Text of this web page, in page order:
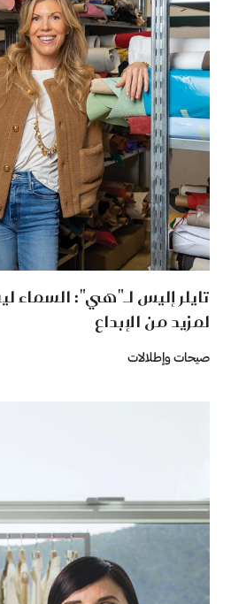
تايلر إليس لـ"هي": السماء
لمزيد من الإبداع
صيحات وإطلالات